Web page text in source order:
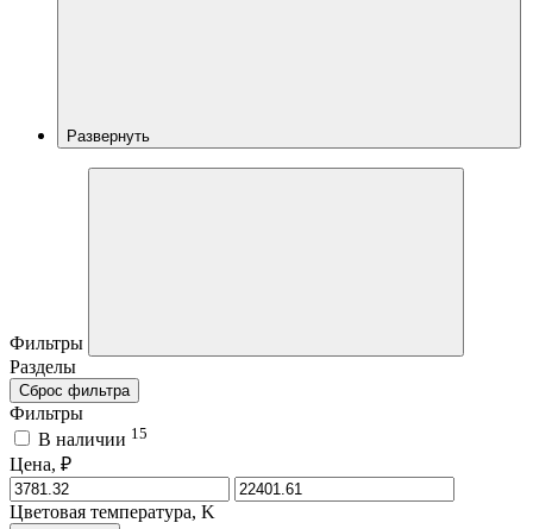
Развернуть
Фильтры
Разделы
Сброс фильтра
Фильтры
В наличии 15
Цена, ₽
Цветовая температура, K